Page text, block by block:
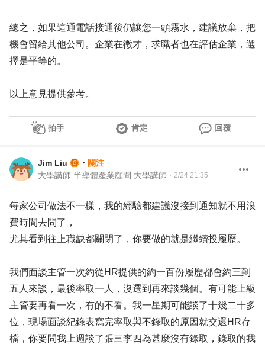
總之，如果這通電話接通後仍讓您一頭霧水，建議放棄，把
機會留給其他公司。企業在徵才，求職者也在評估企業，選
擇是平等的。
以上意見提供參考。
拍手 肯定 回覆
Jim Liu ・ 關注
大學講師 半導體產業顧問 大學講師 ・ 2/24 21:35
每家公司做法不一樣，我的經驗都建議沒接到通知就不用浪
費時間去問了，
尤其看到往上職缺都關閉了，你要做的就是繼續投履歷。
我們面談主管一次約從HR提供的約一百份履歷都會約三到
五人來談，最後率取一人，沒選到再來談幾個。有可能上級
主管要再看一次，有的不看。我一星期可能談了十幾二十多
位，現場面談紀錄表寫完率取與不錄取的原因就交還HR存
檔，你要問我上週談了張三李四為甚麼沒有錄取，錄取的我